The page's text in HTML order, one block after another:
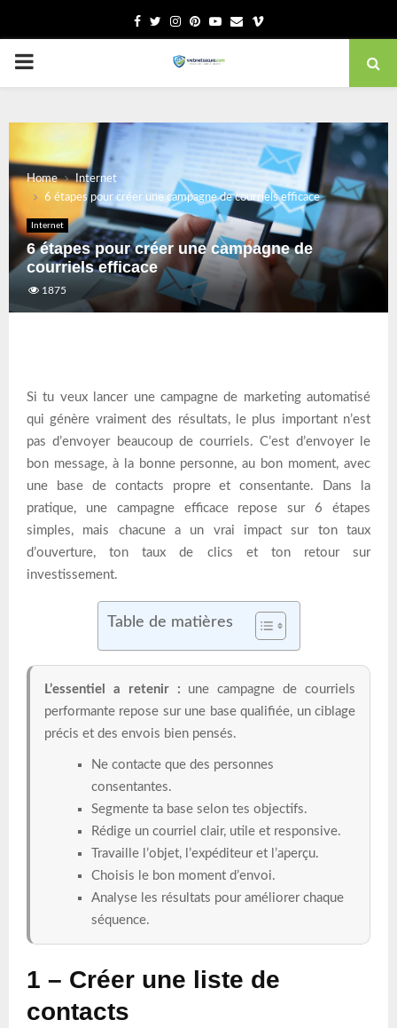
Facebook
TwitterInstagram
PinterestYoutube
EmailVimeo
PRIMARY
Home
Internet
6 étapes pour créer une campagne de courriels efficace
Internet
6 étapes pour créer une campagne de
courriels efficace
1875
Si tu veux lancer une campagne de marketing automatisé
qui génère vraiment des résultats, le plus important n’est
pas d’envoyer beaucoup de courriels. C’est d’envoyer le
bon message, à la bonne personne, au bon moment, avec
une base de contacts propre et consentante. Dans la
pratique, une campagne efficace repose sur 6 étapes
simples, mais chacune a un vrai impact sur ton taux
d’ouverture, ton taux de clics et ton retour sur
investissement.
Table de matières
L’essentiel a retenir : une campagne de courriels
performante repose sur une base qualifiée, un ciblage
précis et des envois bien pensés.
Ne contacte que des personnes
consentantes.
Segmente ta base selon tes objectifs.
Rédige un courriel clair, utile et responsive.
Travaille l’objet, l’expéditeur et l’aperçu.
Choisis le bon moment d’envoi.
Analyse les résultats pour améliorer chaque
séquence.
1 – Créer une liste de
contacts